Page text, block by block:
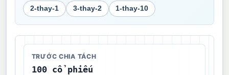
2-thay-1 3-thay-2 1-thay-10
TRƯỚC CHIA TÁCH
100 cổ phiếu